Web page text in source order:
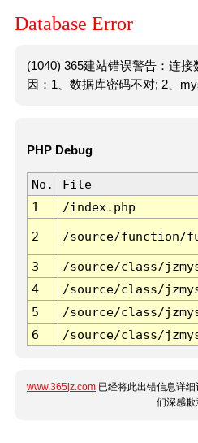
Database Error
(1040) 365建站错误警告：连
因：1、数据库密码不对; 2、
PHP Debug
No. File
1
/index.php
2 /source/function/
3 /source/class/
4
/source/class/
5
/source/class/
6
/source/class/
www.365jz.com 已经将此出错信息详
们深感歉